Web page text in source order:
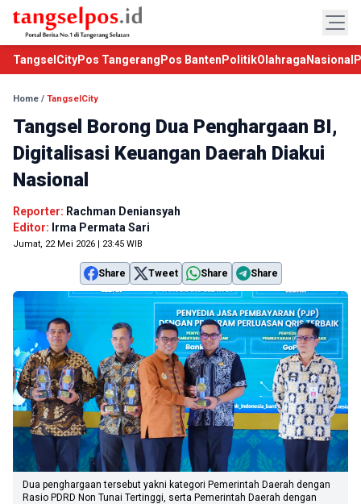
TangselCityPos Tangerang Pos Banten PolitikOlahraga Nasional
Home / TangselCity
Tangsel Borong Dua Penghargaan BI,
Digitalisasi Keuangan Daerah Diakui
Nasional
Reporter: Rachman Deniansyah
Editor: Irma Permata Sari
Jumat, 22 Mei 2026 | 23:45 WIB
Share Tweet Share Share
Dua penghargaan tersebut yakni kategori Pemerintah Daerah dengan
Rasio PDRD Non Tunai Tertinggi, serta Pemerintah Daerah dengan